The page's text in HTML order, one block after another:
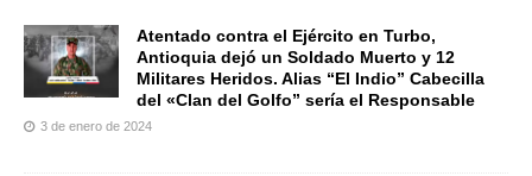
Atentado contra el Ejército en Turbo,
Antioquia dejó un Soldado Muerto y 12
Militares Heridos. Alias “El Indio” Cabecilla
del «Clan del Golfo” sería el Responsable
3 de enero de 2024